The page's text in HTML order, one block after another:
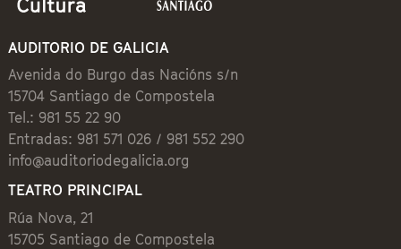
AUDITORIO DE GALICIA
Avenida do Burgo das Nacións s/n
15704 Santiago de Compostela
Tel.: 981 55 22 90
Entradas: 981 571 026 / 981 552 290
info@auditoriodegalicia.org
TEATRO PRINCIPAL
Rúa Nova, 21
15705 Santiago de Compostela